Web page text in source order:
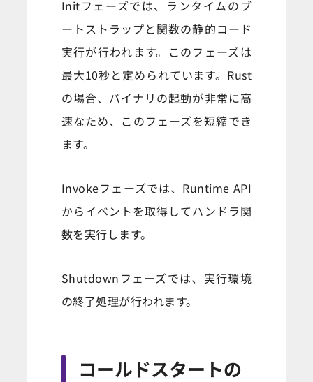
Initフェーズでは、ランタイムのブ
ートストラップと関数の静的コード
実行が行われます。このフェーズは
最大10秒と定められています。Rust
の場合、バイナリの起動が非常に高
速なため、このフェーズを短縮でき
ます。
Invokeフェーズでは、Runtime API
からイベントを取得してハンドラ関
数を実行します。
Shutdownフェーズでは、実行環境
の終了処理が行われます。
コールドスタートの